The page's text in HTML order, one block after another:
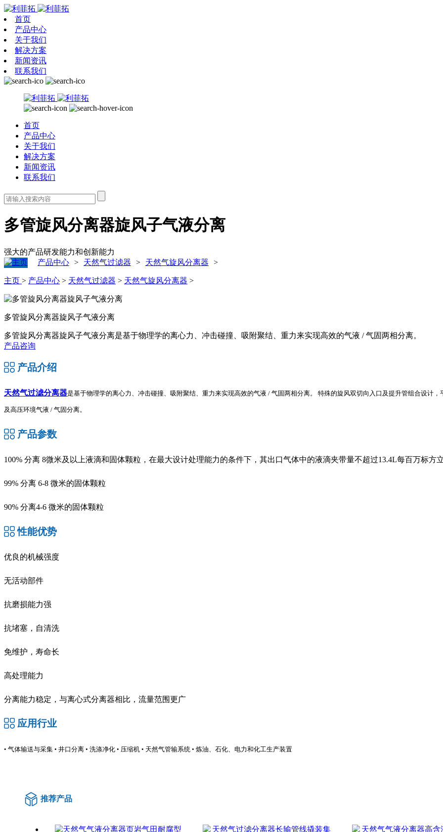
首页
产品中心
关于我们
解决方案
新闻资讯
联系我们
首页
产品中心
关于我们
解决方案
新闻资讯
联系我们
多管旋风分离器旋风子气液分离
强大的产品研发能力和创新能力
产品中心 > 天然气过滤器 > 天然气旋风分离器 >
主页 > 产品中心 > 天然气过滤器 > 天然气旋风分离器 >
多管旋风分离器旋风子气液分离
多管旋风分离器旋风子气液分离是基于物理学的离心力、冲击碰撞、吸附聚结、重力来实现高效的气液 / 气固两相分离。
产品咨询
产品介绍
天然气过滤分离器是基于物理学的离心力、冲击碰撞、吸附聚结、重力来实现高效的气液 / 气固两相分离。 特殊的旋风双切向入口及提升管组合设计
及高压环境气液 / 气固分离。
产品参数
100% 分离 8微米及以上液滴和固体颗粒，在最大设计处理能力的条件下，其出口气体中的液滴夹带量不超过13.4L每百万标方
99% 分离 6-8 微米的固体颗粒
90% 分离4-6 微米的固体颗粒
性能优势
优良的机械强度
无活动部件
抗磨损能力强
抗堵塞，自清洗
免维护，寿命长
高处理能力
分离能力稳定，与离心式分离器相比，流量范围更广
应用行业
• 气体输送与采集 • 井口分离 • 洗涤净化 • 压缩机 • 天然气管输系统 • 炼油、石化、电力和化工生产装置
推荐产品